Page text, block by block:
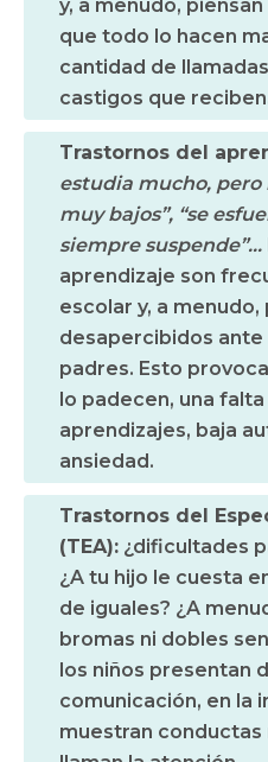
y, a menudo,
que todo lo hacen
cantidad de
castigos que
Trastornos del
estudia mucho, pero
muy bajos”, “se
siempre suspende”…
aprendizaje son
escolar y, a menudo,
desapercibidos
padres. Esto
lo padecen, una
aprendizajes, baja
ansiedad.
Trastornos del
(TEA): ¿dificultades
¿A tu hijo le cuesta
de iguales? ¿A
bromas ni dobles
los niños presentan
comunicación, en la
muestran